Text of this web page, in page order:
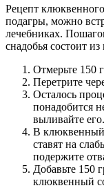
Рецепт
подагры, можно
лечебниках.
снадобья состоит
Отмерьте 150
Перетрите
Осталось
понадобится
выливайте его.
В клюквенный
ставят на
подержите
Добавьте 150
клюквенный